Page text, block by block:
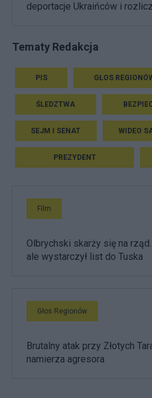
deportacje Ukraińców i
Tematy Redakcja
PIS GŁOS
ŚLEDZTWA
SEJM I SENAT WIDEO
PREZYDENT
Film
Olbrychski skarży się na
ale wystarczył list do Tuska
Głos Regionów
Brutalny atak przy Złotych
namierza agresora